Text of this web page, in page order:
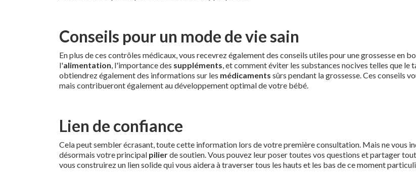
Conseils pour un mode de vie sain
En plus de ces contrôles médicaux, vous recevrez également des conseils utiles pour une grossesse en
l'alimentation, l'importance des suppléments, et comment éviter les substances nocives telles que
obtiendrez également des informations sur les médicaments sûrs pendant la grossesse. Ces conseils
mais contribueront également au développement optimal de votre bébé.
Lien de confiance
Cela peut sembler écrasant, toute cette information lors de votre première consultation. Mais ne vous
désormais votre principal pilierde soutien. Vous pouvez leur poser toutes vos questions et partager
vous construirez un lien solide qui vous aidera à traverser tous les hauts et les bas de ce moment